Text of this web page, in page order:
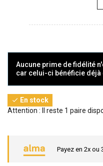
Aucune prime de fidélité
car celui-ci bénéficie déjà
 En stock
Attention : Il reste 1 paire
Payez en 2x ou